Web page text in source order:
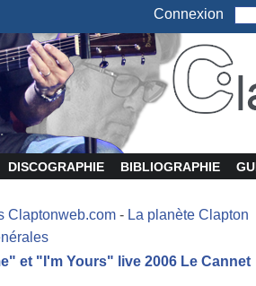
Connexion
DISCOGRAPHIE BIBLIOGRAPHIE
Claptonweb.com - La planète Clapton
et "I'm Yours" live 2006 Le Cannet